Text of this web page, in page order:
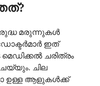
മരുന്നുകൾ
ഇത്
ചരിത്രം
ചില
ഉള്ള ആളുകൾക്ക്